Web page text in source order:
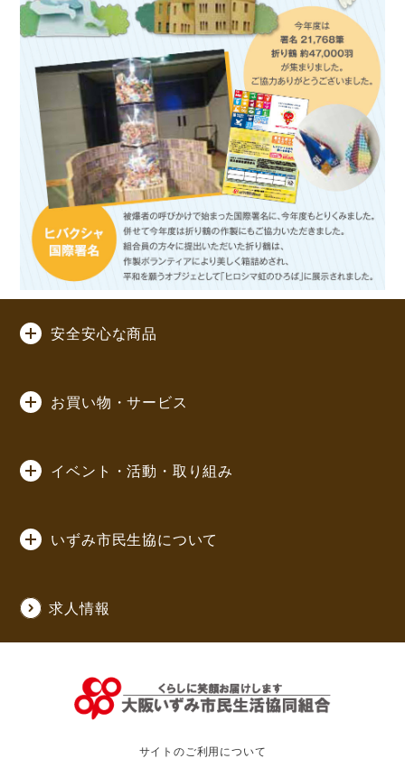
安全安心な商品
お買い物・サービス
イベント・活動・取り組み
いずみ市民生協について
求人情報
サイトのご利用について